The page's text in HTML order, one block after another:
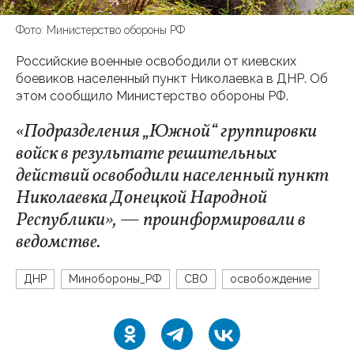
Фото: Министерство обороны РФ
Российские военные освободили от киевских
боевиков населенный пункт Николаевка в ДНР. Об
этом сообщило Министерство обороны РФ.
«Подразделения „Южной“ группировки
войск в результате решительных
действий освободили населенный пункт
Николаевка Донецкой Народной
Республики», — проинформировали в
ведомстве.
ДНР Минобороны_РФ СВО освобождение